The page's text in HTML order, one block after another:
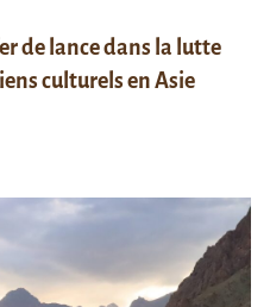
de lance dans la lutte
culturels en Asie